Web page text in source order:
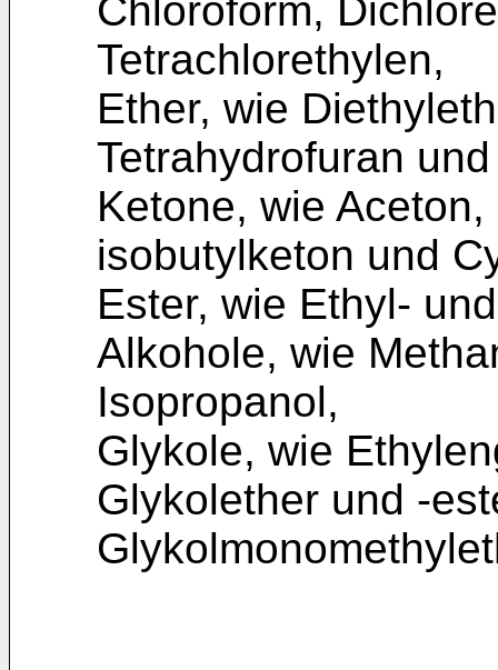
Chloroform,
Tetrachlorethylen,
Ether, wie
Tetrahydrofuran
Ketone, wie
isobutylketon und
Ester, wie Ethyl-
Alkohole, wie
Isopropanol,
Glykole, wie
Glykolether und -